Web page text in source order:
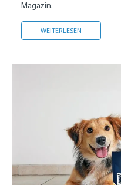
Magazin.
WEITERLESEN